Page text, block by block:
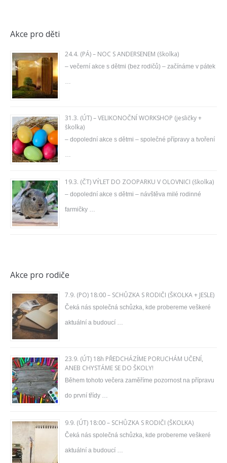
Akce pro děti
24.4. (PÁ) – NOC S ANDERSENEM (školka)
– večerní akce s dětmi (bez rodičů) – začínáme v pátek
…
31.3. (ÚT) – VELIKONOČNÍ WORKSHOP (jesličky +
školka)
– dopolední akce s dětmi – společné přípravy a tvoření
…
19.3. (ČT) VÝLET DO ZOOPARKU V OLOVNICI (školka)
– dopolední akce s dětmi – návštěva milé rodinné
farmičky …
Akce pro rodiče
7.9. (PO) 18:00 – SCHŮZKA S RODIČI (ŠKOLKA + JESLE)
Čeká nás společná schůzka, kde probereme veškeré
aktuální a budoucí …
23.9. (ÚT) 18h PŘEDCHÁZÍME PORUCHÁM UČENÍ,
ANEB CHYSTÁME SE DO ŠKOLY!
Během tohoto večera zaměříme pozornost na přípravu
do první třídy …
9.9. (ÚT) 18:00 – SCHŮZKA S RODIČI (ŠKOLKA)
Čeká nás společná schůzka, kde probereme veškeré
aktuální a budoucí …